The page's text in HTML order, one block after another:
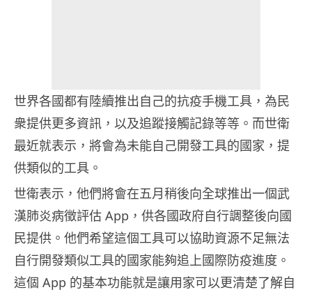
世界各國都有陸續推出自己的抗疫手機工具，為民
衆提供更多資訊，以及追蹤接觸記錄等等。而世衛
最近就表示，將會為未能自己開發工具的國家，提
供類似的工具。
世衛表示，他們將會在五月稍後向全球推出一個武
漢肺炎病徵評估 App，供各國政府自行調整後向國
民提供。他們希望這個工具可以協助資源不足無法
自行開發類似工具的國家能夠追上國際防疫進度。
這個 App 的基本功能就是讓用家可以更清楚了解自